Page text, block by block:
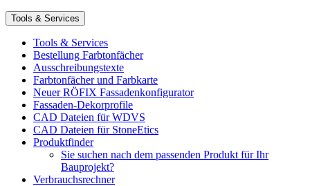
Tools & Services
Tools & Services
Bestellung Farbtonfächer
Ausschreibungstexte
Farbtonfächer und Farbkarte
Neuer RÖFIX Fassadenkonfigurator
Fassaden-Dekorprofile
CAD Dateien für WDVS
CAD Dateien für StoneEtics
Produktfinder
Sie suchen nach dem passenden Produkt für Ihr
Bauprojekt?
Verbrauchsrechner